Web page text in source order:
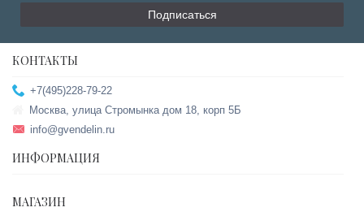
Подписаться
КОНТАКТЫ
+7(495)228-79-22
Москва, улица Стромынка дом 18, корп 5Б
info@gvendelin.ru
ИНФОРМАЦИЯ
МАГАЗИН